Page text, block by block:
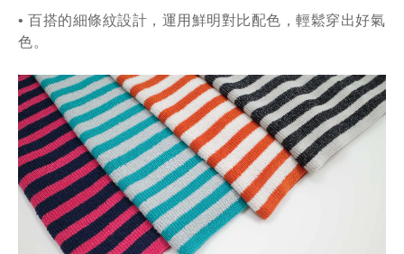
• 百搭的細條紋設計，運用鮮明對比配色，輕鬆穿出好氣
色。